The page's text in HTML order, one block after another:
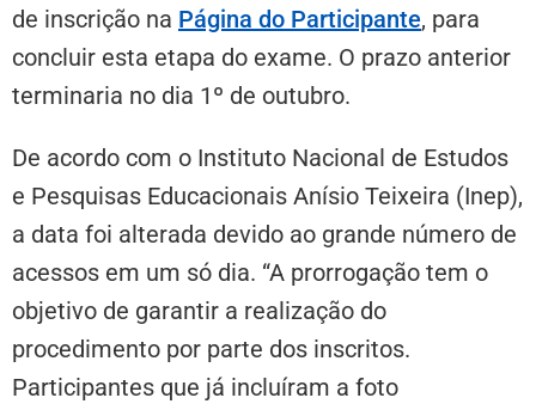
de inscrição na Página do Participante, para
concluir esta etapa do exame. O prazo anterior
terminaria no dia 1º de outubro.
De acordo com o Instituto Nacional de Estudos
e Pesquisas Educacionais Anísio Teixeira (Inep),
a data foi alterada devido ao grande número de
acessos em um só dia. “A prorrogação tem o
objetivo de garantir a realização do
procedimento por parte dos inscritos.
Participantes que já incluíram a foto